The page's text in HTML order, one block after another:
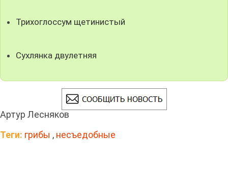
Трихоглоссум щетинистый
Сухлянка двулетняя
Артур Лесняков
Теги: грибы , несъедобные